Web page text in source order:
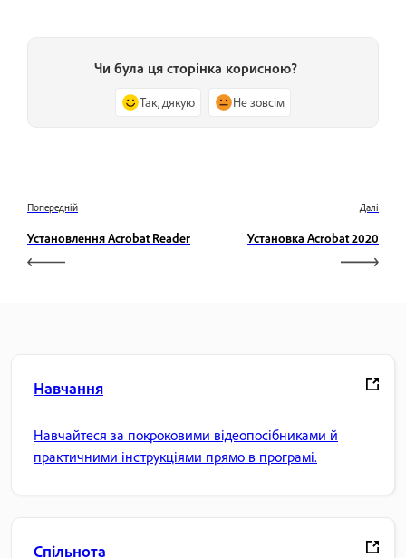
Чи була ця сторінка корисною?
Так, дякую Не зовсім
Попередній
Установлення Acrobat Reader
Далі
Установка Acrobat 2020
Навчання
Навчайтеся за покроковими відеопосібниками й
практичними інструкціями прямо в програмі.
Спільнота